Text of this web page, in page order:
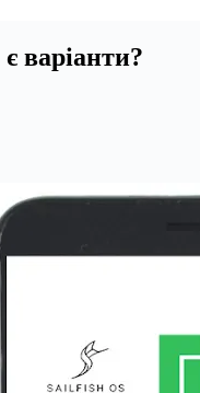
варіанти?